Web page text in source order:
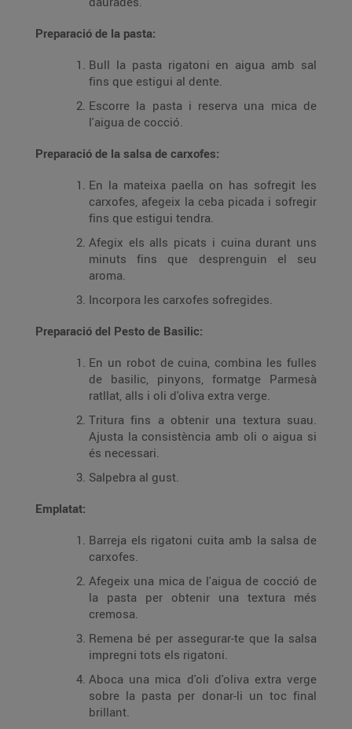
Preparació de la pasta:
Bull la pasta rigatoni en aigua amb sal
fins que estigui al dente.
Escorre la pasta i reserva una mica de
l'aigua de cocció.
Preparació de la salsa de carxofes:
En la mateixa paella on has sofregit les
carxofes, afegeix la ceba picada i sofregir
fins que estigui tendra.
Afegix els alls picats i cuina durant uns
minuts fins que desprenguin el seu
aroma.
Incorpora les carxofes sofregides.
Preparació del Pesto de Basilic:
En un robot de cuina, combina les fulles
de basilic, pinyons, formatge Parmesà
ratllat, alls i oli d'oliva extra verge.
Tritura fins a obtenir una textura suau.
Ajusta la consistència amb oli o aigua si
és necessari.
Salpebra al gust.
Emplatat:
Barreja els rigatoni cuita amb la salsa de
carxofes.
Afegeix una mica de l'aigua de cocció de
la pasta per obtenir una textura més
cremosa.
Remena bé per assegurar-te que la salsa
impregni tots els rigatoni.
Aboca una mica d'oli d'oliva extra verge
sobre la pasta per donar-li un toc final
brillant.